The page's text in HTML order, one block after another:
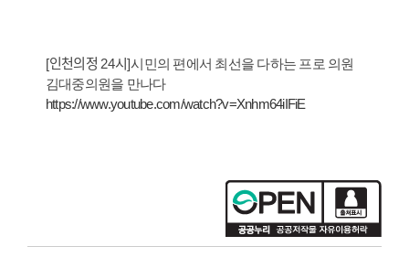
[인천의정 24시]시민의 편에서 최선을 다하는 프로 의원
김대중의원을 만나다
https://www.youtube.com/watch?v=Xnhm64iIFiE